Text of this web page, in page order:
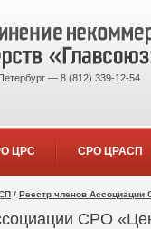
— 8 (812) 339-12-54
ЦРС СРО ЦРАСП
/ Реестр членов
СРО